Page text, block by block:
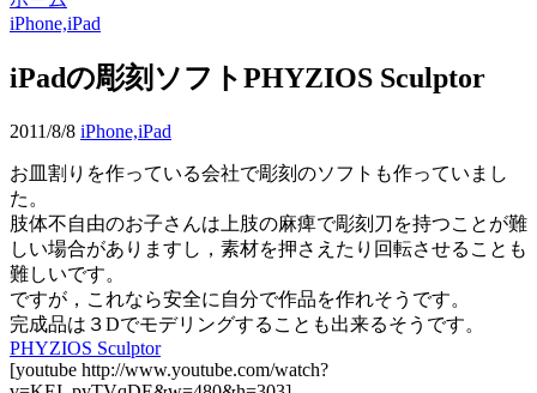
iPhone,iPad
iPadの彫刻ソフトPHYZIOS Sculptor
2011/8/8 iPhone,iPad
お皿割りを作っている会社で彫刻のソフトも作っていまし
た。
肢体不自由のお子さんは上肢の麻痺で彫刻刀を持つことが難
しい場合がありますし，素材を押さえたり回転させることも
難しいです。
ですが，これなら安全に自分で作品を作れそうです。
完成品は３Dでモデリングすることも出来るそうです。
PHYZIOS Sculptor
[youtube http://www.youtube.com/watch?